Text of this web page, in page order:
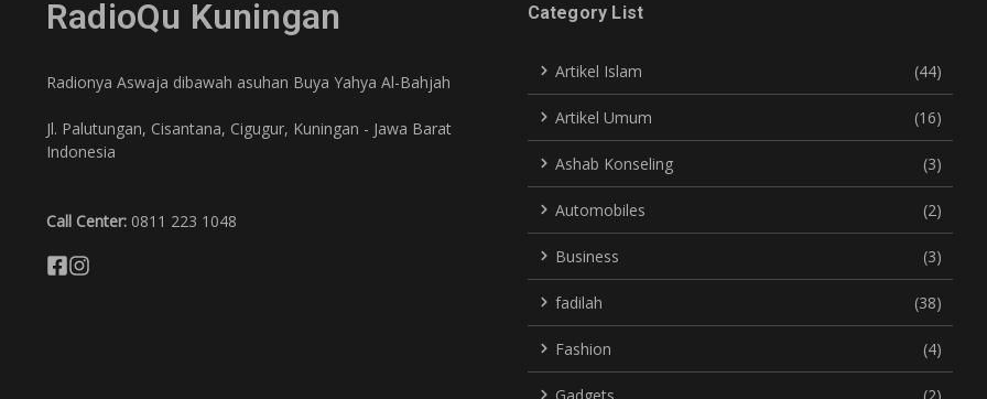
RadioQu Kuningan
Radionya Aswaja dibawah asuhan Buya Yahya Al-Bahjah
Jl. Palutungan, Cisantana, Cigugur, Kuningan - Jawa Barat
Indonesia
Call Center: 0811 223 1048
Category List
Artikel Islam (44)
Artikel Umum (16)
Ashab Konseling (3)
Automobiles (2)
Business (3)
fadilah (38)
Fashion (4)
Gadgets (2)